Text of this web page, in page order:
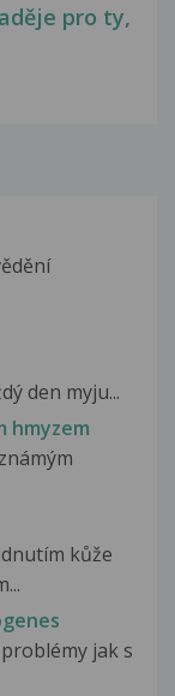
pro ty,
den myju...
hmyzem
kůže
jak s